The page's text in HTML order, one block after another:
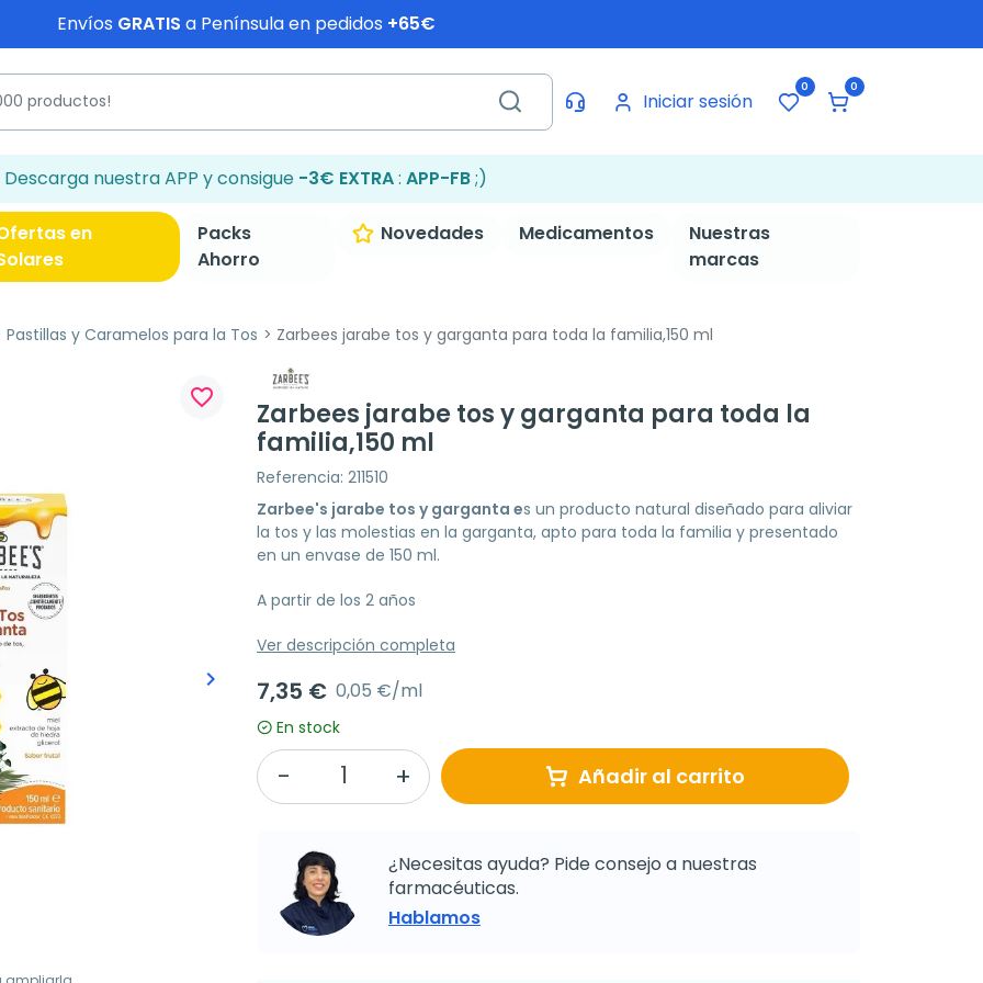
Envíos GRATIS a Península en pedidos +65€
Iniciar sesión
0 0
Descarga nuestra APP y consigue -3€ EXTRA: APP-FB;)
en
Packs
Ahorro
Novedades Medicamentos
Nuestras
marcas
Pastillas y Caramelos para la Tos Zarbees jarabe tos y garganta para toda la familia,150 ml
Siguiente
keyboard_arrow_right
favorite_border
Zarbees jarabe tos y garganta para toda la
familia,150 ml
Referencia: 211510
Zarbee's jarabe tos y garganta es un producto natural diseñado para aliviar
la tos y las molestias en la garganta, apto para toda la familia y presentado
en un envase de 150 ml.
A partir de los 2 años
Ver descripción completa
7,35 € 0,05 €/ml
En stock
Añadir al carrito
¿Necesitas ayuda? Pide consejo a nuestras
farmacéuticas.
Hablamos